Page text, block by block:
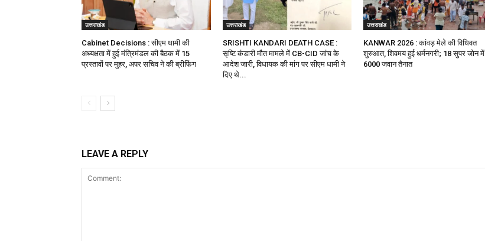
उत्तराखंड
Cabinet Decisions : सीएम धामी की
अध्यक्षता में हुई मंत्रिमंडल की बैठक में 15
प्रस्तावों पर मुहर, अपर सचिव ने की ब्रीफिंग
उत्तराखंड
SRISHTI KANDARI DEATH CASE :
सृष्टि कंडारी मौत मामले में CB-CID जांच के
आदेश जारी, विधायक की मांग पर सीएम धामी ने
दिए थे...
उत्तराखंड
KANWAR 2026 : कांवड़ मेले की विधिवत
शुरुआत, शिवमय हुई धर्मनगरी; 18 सुपर जोन में
6000 जवान तैनात
LEAVE A REPLY